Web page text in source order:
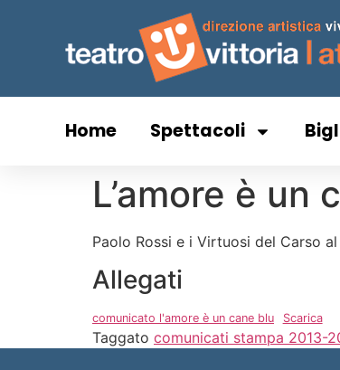
Home Spettacoli
L’amore è un
Paolo Rossi e i Virtuosi del Carso
Allegati
comunicato l'amore è un cane blu Scarica
Taggato comunicati stampa 2013-